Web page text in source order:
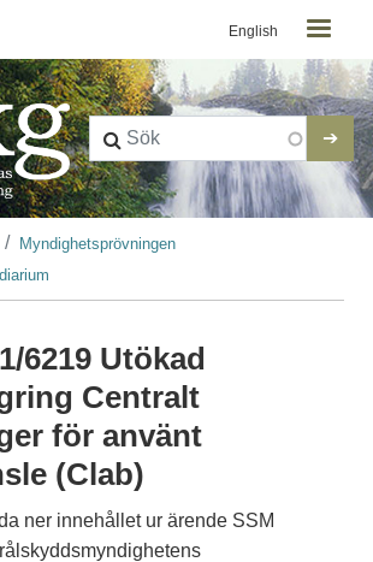
Kontaktmeny
English
Myndighetsprövningen
6219 Utökad
Centralt
för använt
(Clab)
ner innehållet ur ärende SSM